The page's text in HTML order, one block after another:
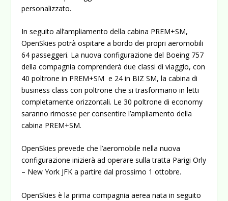
personalizzato.
In seguito all’ampliamento della cabina PREM+SM,
OpenSkies potrà ospitare a bordo dei propri aeromobili
64 passeggeri. La nuova configurazione del Boeing 757
della compagnia comprenderà due classi di viaggio, con
40 poltrone in PREM+SM e 24 in BIZ SM, la cabina di
business class con poltrone che si trasformano in letti
completamente orizzontali. Le 30 poltrone di economy
saranno rimosse per consentire l’ampliamento della
cabina PREM+SM.
OpenSkies prevede che l’aeromobile nella nuova
configurazione inizierà ad operare sulla tratta Parigi Orly
– New York JFK a partire dal prossimo 1 ottobre.
OpenSkies è la prima compagnia aerea nata in seguito